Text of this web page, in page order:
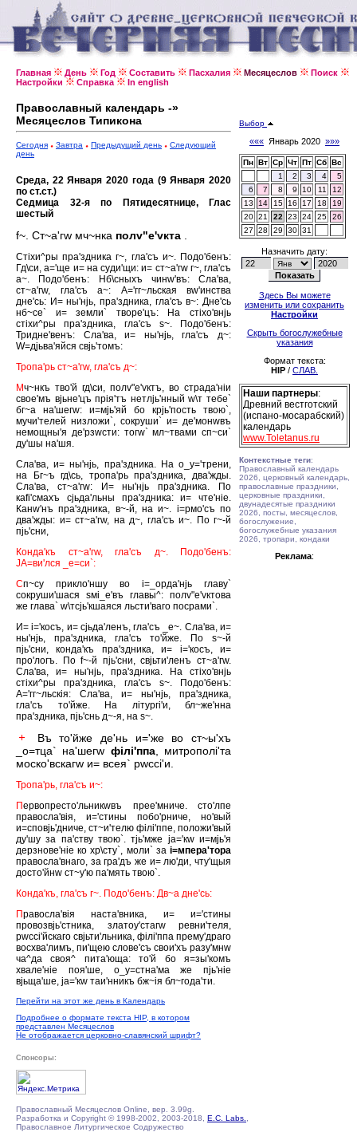
Главная День Год Составить Пасхалия Месяцеслов
Поиск
Настройки
Справка In english
Православный календарь -»
Месяцеслов Типикона
Сегодня Завтра Предыдущий день
Следующий
день
Среда, 22 Января 2020 года (9 Января 2020
по ст.ст.)
Седмица 32-я по Пятидесятнице, Глас
шестый
f~. Ст~а'гw мч~нка полv"е'vкта
Стiхи^ры пра'здника г~, гла'съ и~. Подо'бенъ:
Гд\си, а='ще и= на суди'щи: и= ст~а'гw г~, гла'съ
а~. Подо'бенъ: Нб\сныхъ чинw'въ: Сла'ва,
ст~а'гw, гла'съ а~: А='гг~льская вw'инства
дне'сь: И= ны'нjь, пра'здника, гла'съ в~: Дне'сь
нб~се` и= земли` творе'цъ: На стiхо'внjь
стiхи^ры пра'здника, гла'съ s~. Подо'бенъ:
Тридне'венъ: Сла'ва, и= ны'нjь, гла'съ д~:
W=дjьва'яйся свjь'томъ:
Тропа'рь ст~а'гw, гла'съ д~:
Мч~нкъ тво'й гд\си, полv"е'vктъ, во страда'нiи
свое'мъ вjьне'цъ прiя'тъ нетлjь'нный w\т тебе`
бг~а на'шегw: и=мjь'яй бо крjь'пость твою`,
мучи'телей низложи`, сокруши` и= де'монwвъ
немощны'я де'рзwсти: тогw` мл~твами сп~си`
ду'шы на'шя.
Сла'ва, и= ны'нjь, пра'здника. На о_у='трени,
на Бг~ъ гд\сь, тропа'рь пра'здника, два'жды.
Сла'ва, ст~а'гw: И= ны'нjь пра'здника. По
каfi'смахъ сjьда'льны пра'здника: и= чте'нiе.
Канw'нъ пра'здника, в~-й, на и~. i=рмо'съ по
два'жды: и= ст~а'гw, на д~, гла'съ и~. По г~-й
пjь'сни,
Конда'къ ст~а'гw, гла'съ д~. Подо'бенъ:
JА=ви'лся _е=си`:
Сп~су прикло'ншу во i=_орда'нjь главу`
сокруши'шася sмi_е'въ главы^: полv"е'vктова
же глава` w\тсjь'кшаяся льсти'ваго посрами`.
И= i='косъ, и= сjьда'ленъ, гла'съ _е~. Сла'ва, и=
ны'нjь, пра'здника, гла'съ то'йже. По s~-й
пjь'сни, конда'къ пра'здника, и= i='косъ, и=
про'логъ. По f~-й пjь'сни, свjьти'ленъ ст~а'гw.
Сла'ва, и= ны'нjь, пра'здника. На стiхо'внjь
стiхи^ры пра'здника, гла'съ s~. Подо'бенъ:
А='гг~льскiя: Сла'ва, и= ны'нjь, пра'здника,
гла'съ то'йже. На лiтургi'и, бл~же'нна
пра'здника, пjь'снь д~-я, на s~.
Въ то'йже де'нь и='же во ст~ы'хъ
_о=тца` на'шегw фiлi'ппа, митрополi'та
моско'вскагw и= всея` рwссi'и.
Тропа'рь, гла'съ и~:
Первопресто'льникwвъ прее'мниче. сто'лпе
правосла'вiя, и='стины побо'рниче, но'вый
и=сповjь'дниче, ст~и'телю фiлi'ппе, положи'вый
ду'шу за па'ству твою`. тjь'мже jа='кw и=мjь'я
дерзнове'нiе ко хр\сту`, моли` за i=мпера'тора
правосла'внаго, за гра'дъ же и= лю'ди, чту'щыя
досто'йнw ст~у'ю па'мять твою`.
Конда'къ, гла'съ г~. Подо'бенъ: Дв~а дне'сь:
Правосла'вiя наста'вника, и= и='стины
провозвjь'стника, златоу'стагw ревни'теля,
рwссi'йскаго свjьти'льника, фiлi'ппа прему'драго
восхва'лимъ, пи'щею слове'съ свои'хъ разу'мнw
ча^да своя^ пита'юща: то'й бо я=зы'комъ
хвале'нiе поя'ше, о_у=стна'ма же пjь'нiе
вjьща'ше, jа='кw таи'нникъ бж~iя бл~года'ти.
Перейти на этот же день в Календарь
Подробнее о формате текста HIP, в котором
представлен Месяцеслов
Не отображается церковно-славянский шрифт?
Выбор
««« Январь 2020 »»»
Пн Вт Ср Чт Пт Сб Вс
1
2 3 4
5
6
7 8 9 10 11
12
13
14 15 16 17 18
19
20 21 22 23 24 25
26
27
28 29 30 31
Назначить дату:
Здесь Вы можете
изменить или сохранить
Настройки
Скрыть богослужебные
указания
Формат текста:
HIP / СЛАВ.
Наши партнеры:
Древний вестготский
(испано-мосарабский)
календарь
www.Toletanus.ru
Контекстные теги:
Православный календарь
2026, церковный календарь,
православные праздники,
церковные праздники,
двунадесятые праздники
2026, посты, месяцеслов,
богослужение,
богослужебные указания
2026, тропари, кондаки
Реклама:
Спонсоры:
Православный Месяцеслов Online, вер. 3.99g.
Разработка и Copyright © 1998-2002, 2003-2018, E.C. Labs.
Православное Литургическое Содружество